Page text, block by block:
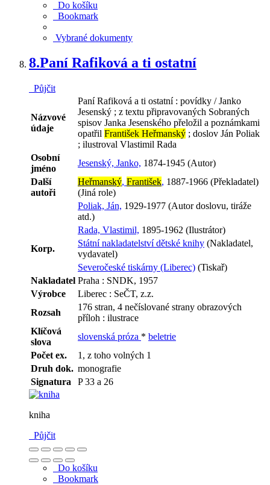
Do košíku
Bookmark
Vybrané dokumenty
8.Paní Rafiková a ti ostatní
Půjčit
Názvové
údaje
Paní Rafiková a ti ostatní : povídky / Janko
Jesenský ; z textu připravovaných Sobraných
spisov Janka Jesenského přeložil a poznámkami
opatřil František Heřmanský ; doslov Ján Poliak
; ilustroval Vlastimil Rada
Osobní
jméno
Jesenský, Janko, 1874-1945 (Autor)
Další
autoři
Heřmanský, František, 1887-1966 (Překladatel)
(Jiná role)
Poliak, Ján, 1929-1977 (Autor doslovu, tiráže
atd.)
Rada, Vlastimil, 1895-1962 (Ilustrátor)
Korp.
Státní nakladatelství dětské knihy (Nakladatel,
vydavatel)
Severočeské tiskárny (Liberec) (Tiskař)
Nakladatel Praha : SNDK, 1957
Výrobce
Liberec : SeČT, z.z.
Rozsah
176 stran, 4 nečíslované strany obrazových
příloh : ilustrace
Klíčová
slova
slovenská próza * beletrie
Počet ex.
1, z toho volných 1
Druh dok. monografie
Signatura
P 33 a 26
kniha
Půjčit
Do košíku
Bookmark